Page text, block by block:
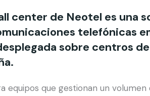
center de Neotel es una
telefónicas
sobre centros
equipos que gestionan un